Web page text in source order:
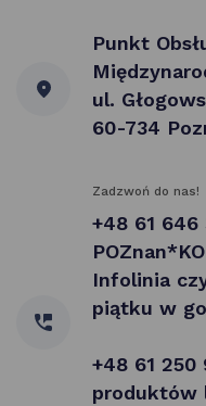
Punkt
ul.
60-734
Zadzwoń do nas!
+48 61
Infolinia
piątku w
+48 61
produktów